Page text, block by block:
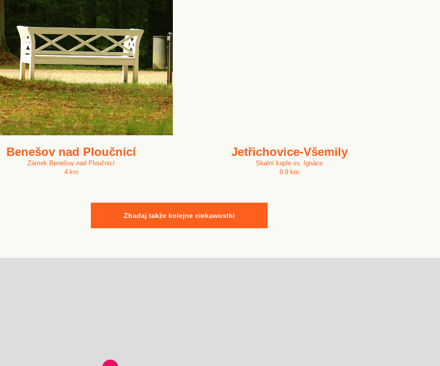
Benešov nad Ploučnicí
Zámek Benešov nad Ploučnicí
4 km
Jetřichovice-Všemily
Skalní kaple sv. Ignáce
8.9 km
Zbadaj także kolejne ciekawostki